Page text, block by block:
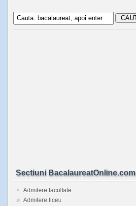
Sectiuni BacalaureatOnline.com
Admitere facultate
Admitere liceu